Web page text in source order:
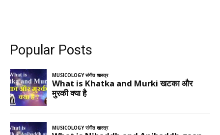
Popular Posts